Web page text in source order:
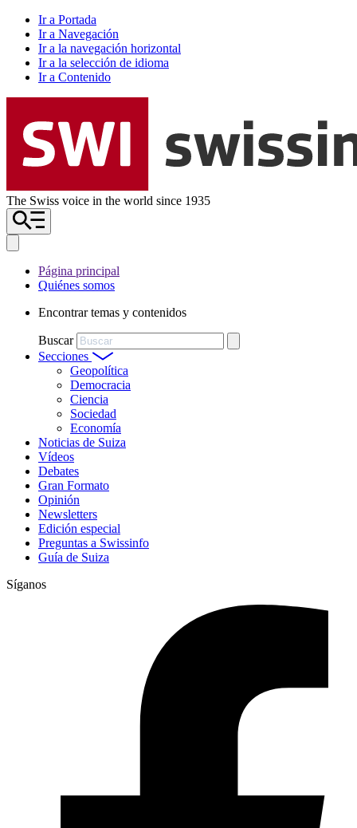
Ir a Portada
Ir a Navegación
Ir a la navegación horizontal
Ir a la selección de idioma
Ir a Contenido
The Swiss voice in the world since 1935
Página principal
Quiénes somos
Encontrar temas y contenidos
Buscar
Secciones
Geopolítica
Democracia
Ciencia
Sociedad
Economía
Noticias de Suiza
Vídeos
Debates
Gran Formato
Opinión
Newsletters
Edición especial
Preguntas a Swissinfo
Guía de Suiza
Síganos